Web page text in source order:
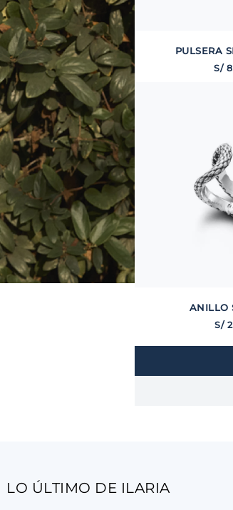
PULSERA
S/
ANILLO
S/
LO ÚLTIMO DE ILARIA